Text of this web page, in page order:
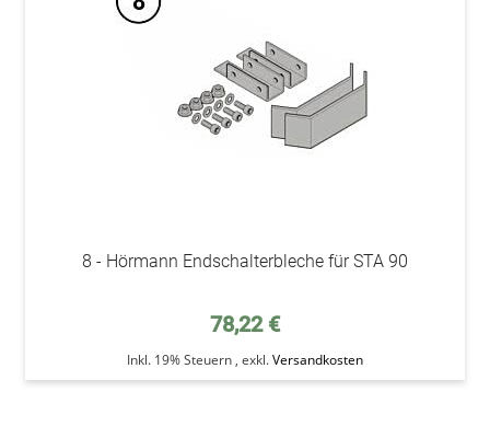
8 - Hörmann Endschalterbleche für STA 90
78,22 €
Inkl. 19% Steuern , exkl.Versandkosten